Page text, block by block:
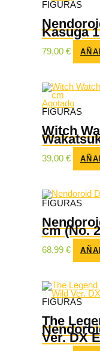
FIGURAS
Kasuga
79,00 €
Agotado
FIGURAS
Witch
39,00 €
FIGURAS
cm (No.
68,99 €
FIGURAS
The
Ver. DX